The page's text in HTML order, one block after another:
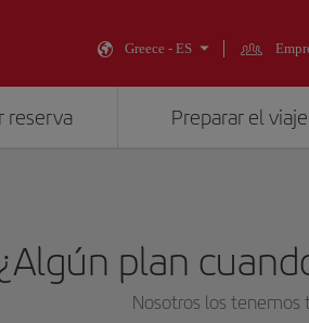
Greece - ES
reserva Preparar el viaje
plan
Nosotros los tenemos